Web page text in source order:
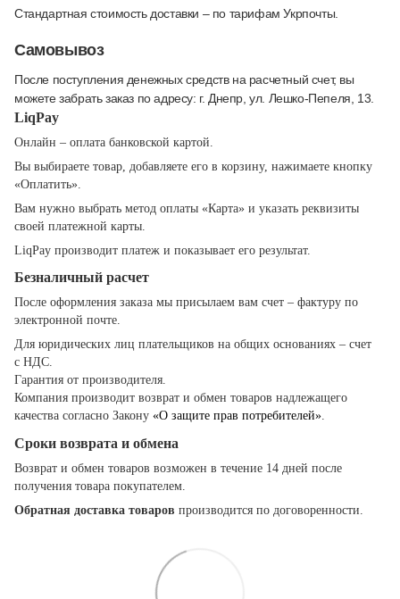
Стандартная стоимость доставки – по тарифам Укрпочты.
Самовывоз
После поступления денежных средств на расчетный счет, вы
можете забрать заказ по адресу: г. Днепр, ул. Лешко-Пепеля, 13.
LiqPay
Онлайн – оплата банковской картой.
Вы выбираете товар, добавляете его в корзину, нажимаете кнопку
«Оплатить».
Вам нужно выбрать метод оплаты «Карта» и указать реквизиты
своей платежной карты.
LiqPay производит платеж и показывает его результат.
Безналичный расчет
После оформления заказа мы присылаем вам счет – фактуру по
электронной почте.
Для юридических лиц плательщиков на общих основаниях – счет
с НДС.
Гарантия от производителя.
Компания производит возврат и обмен товаров надлежащего
качества согласно Закону «О защите прав потребителей».
Сроки возврата и обмена
Возврат и обмен товаров возможен в течение 14 дней после
получения товара покупателем.
Обратная доставка товаров производится по договоренности.